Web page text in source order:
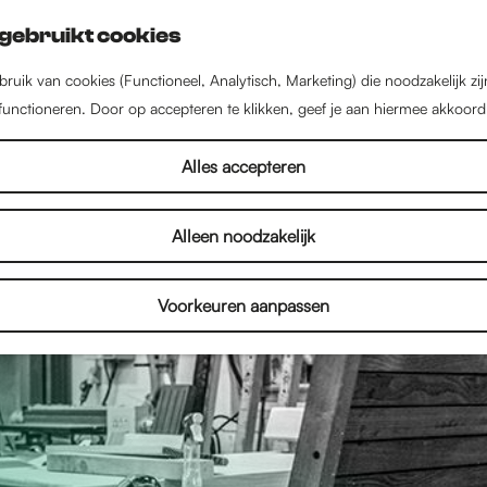
cookies
van cookies (Functioneel, Analytisch, Marketing) die noodzakelijk
Door op accepteren te klikken, geef je aan hiermee
Alles accepteren
Alleen noodzakelijk
Voorkeuren aanpassen